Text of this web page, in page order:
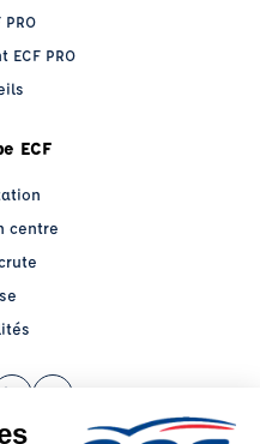
PRO
ECF PRO
ECF
centre
(nouvelle fenêtre)
(nouvelle fenêtre)
LinkedIn (nouvelle fenêtre)
YouTube (nouvelle